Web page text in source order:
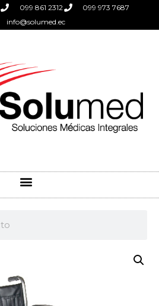
099 861 2312
099 973 7687
info@solumed.ec